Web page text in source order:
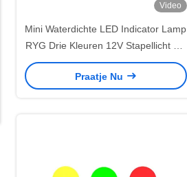
Video
Mini Waterdichte LED Indicator Lamp
RYG Drie Kleuren 12V Stapellicht Ce
Goedgekeurd
Praatje Nu